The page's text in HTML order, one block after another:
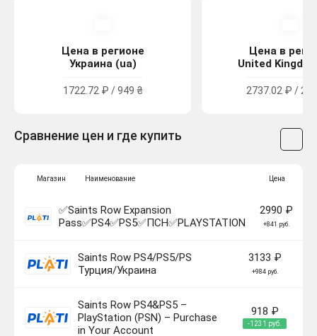
Цена в регионе
Украина (ua)
1722.72 ₽ / 949 ₴
Цена в
United
2737.02 ₽ /
Сравнение цен и где купить
Магазин Наименование Цена
✅Saints Row Expansion
Pass✅PS4✅PS5✅ПСН✅PLAYSTATION
2990 ₽
+841 руб.
Saints Row PS4/PS5/PS
Турция/Украина
3133 ₽
+984 руб.
Saints Row PS4&PS5 –
PlayStation (PSN) – Purchase
in Your Account
918 ₽
-1231 руб.